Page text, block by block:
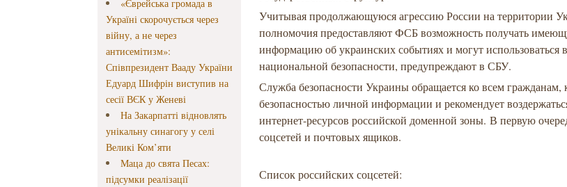
«Єврейська громада в
Україні скорочується через
війну, а не через
антисемітизм»:
Співпрезидент Вааду України
Едуард Шифрін виступив на
сесії ВЄК у Женеві
На Закарпатті відновлять
унікальну синагогу у селі
Великі Ком’яти
Маца до свята Песах:
підсумки реалізації
Учитывая продолжающуюся агрессию России на территории
полномочия предоставляют ФСБ возможность получать
информацию об украинских событиях и могут использоваться
национальной безопасности, предупреждают в СБУ.
Служба безопасности Украины обращается ко всем гражданам,
безопасностью личной информации и рекомендует
интернет-ресурсов российской доменной зоны. В первую
соцсетей и почтовых ящиков.
Список российских соцсетей: